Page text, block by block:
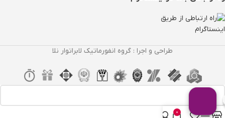
طراحی و اجرا : گروه انفورماتیک لابراتوار نلا
0